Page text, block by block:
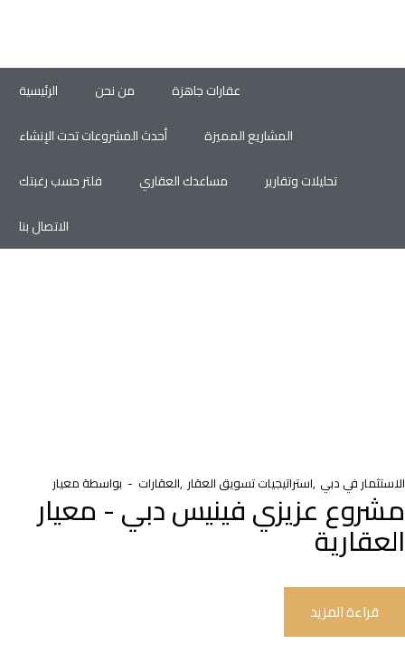
الرئيسية من نحن
عقارات جاهزة
أحدث المشروعات تحت الإنشاء
المشاريع المميزة
فلتر حسب رغبتك
مساعدك العقاري
تحليلات وتقارير
الاتصال بنا
الاستثمار في دبي استراتيجيات تسويق العقار العقارات بواسطة معيار
مشروع عزيزي فينيس دبي - معيار
العقارية
قراءة المزيد